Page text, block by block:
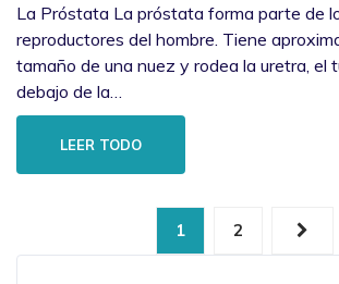
La Próstata La próstata forma parte de
reproductores del hombre. Tiene
tamaño de una nuez y rodea la uretra, el
debajo de la…
LEER TODO
1 2